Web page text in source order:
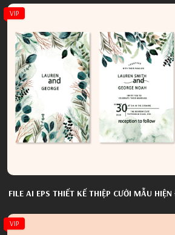
VIP
FILE AI EPS THIẾT KẾ THIỆP CƯỚI MẪU
VIP